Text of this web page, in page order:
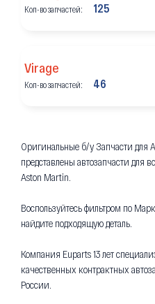
Кол-во запчастей: 125
Virage
Кол-во запчастей: 46
Оригинальные б/у Запчасти для
представлены автозапчасти для
Aston Martin.
Воспользуйтесь фильтром по
найдите подходящую деталь.
Компания Euparts 13 лет
качественных контрактных
России.